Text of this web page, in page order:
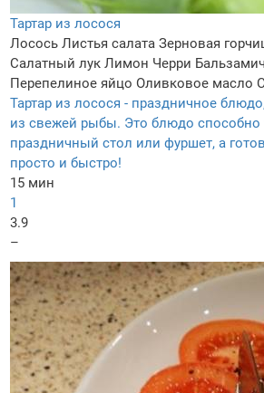
Тартар из лосося
Лосось Листья салата Зерновая
Салатный лук Лимон Черри
Перепелиное яйцо Оливковое масло
Тартар из лосося - праздничное
из свежей рыбы. Это блюдо способно
праздничный стол или фуршет, а
просто и быстро!
15 мин
1
3.9
–